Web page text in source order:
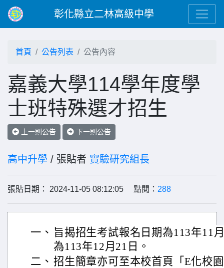
彰化縣立二林高級中學
首頁 公告列表 公告內容
嘉義大學114學年度學
士班特殊選才招生
上一則公告 下一則公告
高中升學 / 張貼者 實驗研究組長
張貼日期： 2024-11-05 08:12:05 點閱： 288
一、 旨揭招生考試報名日期為113年11
為113年12月21日。
二、 招生簡章亦可至本校首頁「E化校